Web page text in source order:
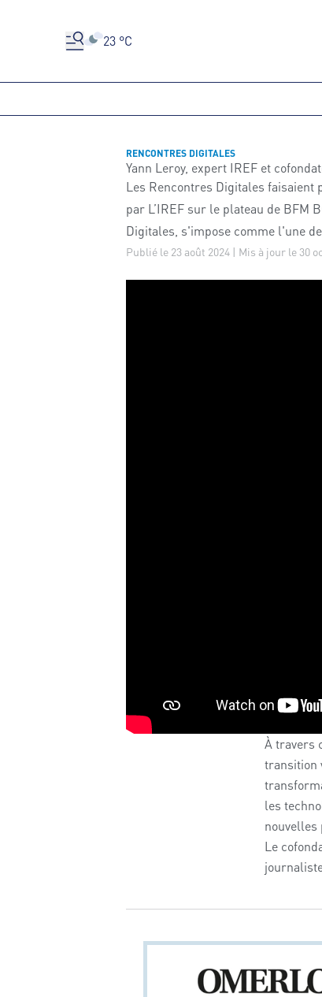
23 °C
RENCONTRES DIGITALES
Yann Leroy, expert IREF et
Les Rencontres Digitales faisaient
par L’IREF sur le plateau de BFM
Digitales, s'impose comme l'une
Publié le 23 août 2024 | Mis à jour le 30
À travers
transition
les
nouvelles
Le